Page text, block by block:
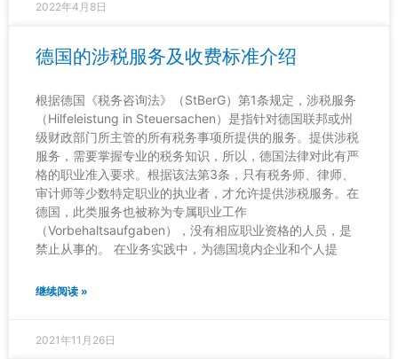
2022年4月8日
德国的涉税服务及收费标准介绍
根据德国《税务咨询法》（StBerG）第1条规定，涉税服务
（Hilfeleistung in Steuersachen）是指针对德国联邦或州
级财政部门所主管的所有税务事项所提供的服务。提供涉税
服务，需要掌握专业的税务知识，所以，德国法律对此有严
格的职业准入要求。根据该法第3条，只有税务师、律师、
审计师等少数特定职业的执业者，才允许提供涉税服务。在
德国，此类服务也被称为专属职业工作
（Vorbehaltsaufgaben），没有相应职业资格的人员，是
禁止从事的。 在业务实践中，为德国境内企业和个人提
继续阅读 »
2021年11月26日